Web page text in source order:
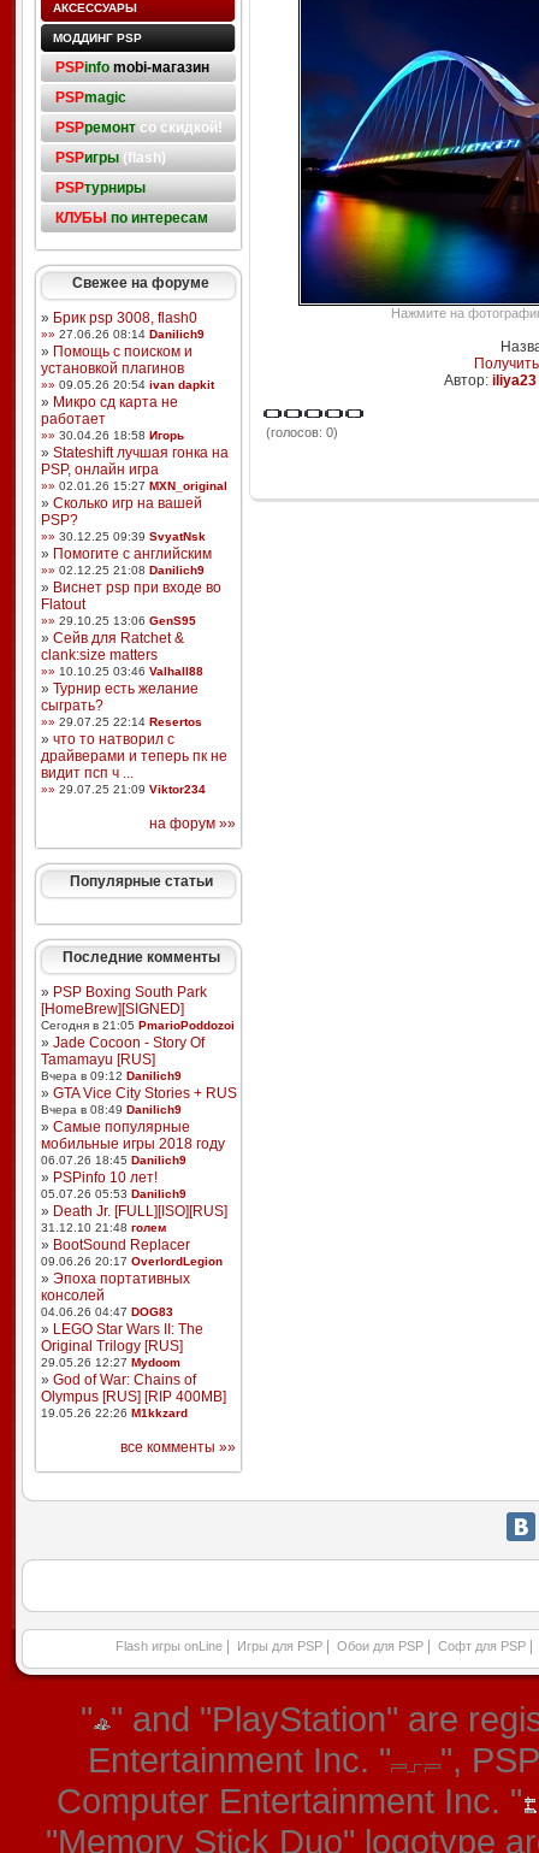
АКСЕССУАРЫ
МОДДИНГ PSP
PSPinfo mobi-магазин
PSPmagic
PSPремонтсо скидкой!
PSPигры(flash)
PSPтурниры
КЛУБЫ по интересам
Свежее на форуме
» Брик psp 3008, flash0
»» 27.06.26 08:14 Danilich9
» Помощь с поиском и
установкой плагинов
»» 09.05.26 20:54 ivan dapkit
» Микро сд карта не
работает
»» 30.04.26 18:58 Игорь
» Stateshift лучшая гонка на
PSP, онлайн игра
»» 02.01.26 15:27 MXN_original
» Сколько игр на вашей
PSP?
»» 30.12.25 09:39 SvyatNsk
» Помогите с английским
»» 02.12.25 21:08 Danilich9
» Виснет psp при входе во
Flatout
»» 29.10.25 13:06 GenS95
» Сейв для Ratchet &
clank:size matters
»» 10.10.25 03:46 Valhall88
» Турнир есть желание
сыграть?
»» 29.07.25 22:14 Resertos
» что то натворил с
драйверами и теперь пк не
видит псп ч ...
»» 29.07.25 21:09 Viktor234
на форум »»
Популярные статьи
Последние комменты
» PSP Boxing South Park
[HomeBrew][SIGNED]
Сегодня в 21:05 PmarioPoddozoi
» Jade Cocoon - Story Of
Tamamayu [RUS]
Вчера в 09:12 Danilich9
» GTA Vice City Stories + RUS
Вчера в 08:49 Danilich9
» Самые популярные
мобильные игры 2018 году
06.07.26 18:45 Danilich9
» PSPinfo 10 лет!
05.07.26 05:53 Danilich9
» Death Jr. [FULL][ISO][RUS]
31.12.10 21:48 голем
» BootSound Replacer
09.06.26 20:17 OverlordLegion
» Эпоха портативных
консолей
04.06.26 04:47 DOG83
» LEGO Star Wars II: The
Original Trilogy [RUS]
29.05.26 12:27 Mydoom
» God of War: Chains of
Olympus [RUS] [RIP 400MB]
19.05.26 22:26 M1kkzard
все комменты »»
Нажмите на
Автор: iliya23
(голосов: 0)
Flash игры onLine Игры для PSP Обои для PSP Софт для PSP
" " and "PlayStation" are
Entertainment Inc. "
",
Computer Entertainment Inc. "
"Memory Stick Duo" logotype